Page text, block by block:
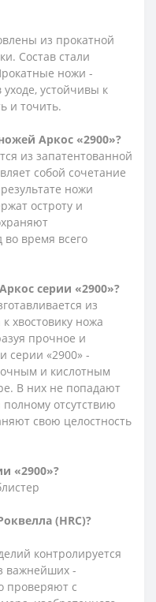
из прокатной
Состав стали
ножи -
устойчивы к
и точить.
Аркос «2900»?
из запатентованной
собой сочетание
ножи
остроту и
время всего
серии «2900»?
из
хвостовику ножа
прочное и
серии «2900» -
и кислотным
В них не попадают
отсутствию
свою целостность
«2900»?
(HRC)?
контролируется
важнейших -
проверяют с